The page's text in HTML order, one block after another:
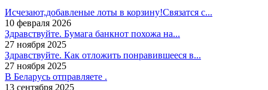
Исчезают,добавленые лоты в корзину!Связатся с...
10 февраля 2026
Здравствуйте. Бумага банкнот похожа на...
27 ноября 2025
Здравствуйте. Как отложить понравившееся в...
27 ноября 2025
В Беларусь отправляете .
13 сентября 2025